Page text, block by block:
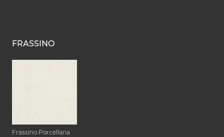
FRASSINO
Frassino Porcellana